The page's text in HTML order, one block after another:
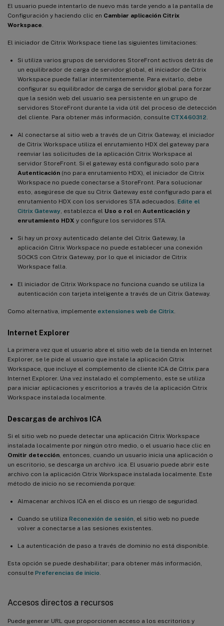
El usuario puede intentarlo de nuevo más tarde yendo a la pantalla de
Configuración y haciendo clic en Cambiar aplicación Citrix
Workspace
El iniciador de Citrix Workspace tiene las siguientes limitaciones:
Si utiliza varios grupos de servidores StoreFront activos detrás de
un equilibrador de carga de servidor global, el iniciador de Citrix
Workspace puede fallar intermitentemente. Para evitarlo, debe
configurar su equilibrador de carga de servidor global para forzar
que la sesión web del usuario sea persistente en un grupo de
servidores StoreFront durante la vida útil del proceso de detección
del cliente. Para obtener más información, consulte CTX460312
Al conectarse al sitio web a través de un Citrix Gateway, el iniciador
de Citrix Workspace utiliza el enrutamiento HDX del gateway para
reenviar las solicitudes de la aplicación Citrix Workspace al
servidor StoreFront. Si el gateway está configurado solo para
Autenticación (no para enrutamiento HDX), el iniciador de Citrix
Workspace no puede conectarse a StoreFront. Para solucionar
esto, asegúrese de que su Citrix Gateway esté configurado para el
enrutamiento HDX con los servidores STA adecuados. Edite el
Citrix Gateway , establezca el Uso o rol en Autenticación y
enrutamiento HDX y configure los servidores STA.
Si hay un proxy autenticado delante del Citrix Gateway, la
aplicación Citrix Workspace no puede establecer una conexión
SOCKS con Citrix Gateway, por lo que el iniciador de Citrix
Workspace falla.
El iniciador de Citrix Workspace no funciona cuando se utiliza la
autenticación con tarjeta inteligente a través de un Citrix Gateway.
Como alternativa, implemente extensiones web de Citrix
Internet Explorer
La primera vez que el usuario abre el sitio web de la tienda en Internet
Explorer, se le pide al usuario que instale la aplicación Citrix
Workspace, que incluye el complemento de cliente ICA de Citrix para
Internet Explorer. Una vez instalado el complemento, este se utiliza
para iniciar aplicaciones y escritorios a través de la aplicación Citrix
Workspace instalada localmente.
Descargas de archivos ICA
Si el sitio web no puede detectar una aplicación Citrix Workspace
instalada localmente por ningún otro medio, o el usuario hace clic en
Omitir detección , entonces, cuando un usuario inicia una aplicación o
un escritorio, se descarga un archivo .ica. El usuario puede abrir este
archivo con la aplicación Citrix Workspace instalada localmente. Este
método de inicio no se recomienda porque:
Almacenar archivos ICA en el disco es un riesgo de seguridad.
Cuando se utiliza Reconexión de sesión , el sitio web no puede
volver a conectarse a las sesiones existentes.
La autenticación de paso a través de dominio no está disponible.
Esta opción se puede deshabilitar; para obtener más información,
consulte Preferencias de inicio
Accesos directos a recursos
Puede generar URL que proporcionen acceso a los escritorios y